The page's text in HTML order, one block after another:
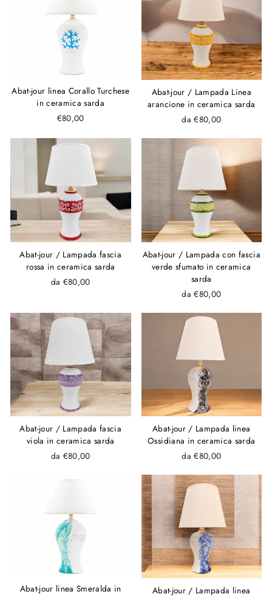
Abat-jour linea Corallo Turchese
in ceramica sarda
€80,00
Abat-jour / Lampada Linea
arancione in ceramica sarda
da €80,00
Abat-jour / Lampada fascia
rossa in ceramica sarda
da €80,00
Abat-jour / Lampada con fascia
verde sfumato in ceramica
sarda
da €80,00
Abat-jour / Lampada fascia
viola in ceramica sarda
da €80,00
Abat-jour / Lampada linea
Ossidiana in ceramica sarda
da €80,00
Abat-jour linea Smeralda in
Abat-jour / Lampada linea